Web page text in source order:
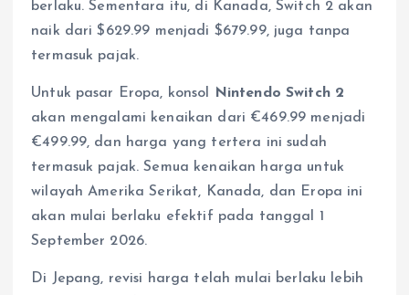
berlaku. Sementara itu, di Kanada, Switch 2 akan
naik dari $629.99 menjadi $679.99, juga tanpa
termasuk pajak.
Untuk pasar Eropa, konsol
Nintendo Switch 2
akan mengalami kenaikan dari €469.99 menjadi
€499.99, dan harga yang tertera ini sudah
termasuk pajak. Semua kenaikan harga untuk
wilayah Amerika Serikat, Kanada, dan Eropa ini
akan mulai berlaku efektif pada tanggal 1
September 2026.
Di Jepang, revisi harga telah mulai berlaku lebih